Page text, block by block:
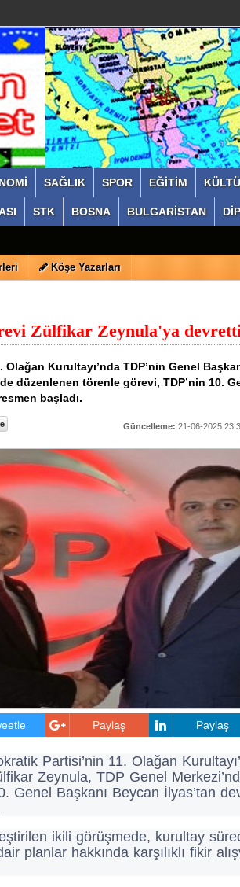
SAĞLIK SPOR EĞİTİM
STK BOSNA BULGARİSTAN
Köşe Yazarları
Zülfikar Zeynula'ya
Kurultayı’nda TDP’nin Genel
düzenlenen törenle görevi, TDP’nin 10.
başladı.
Güncelleme: 21-06-2025
Paylaş Paylaş
Partisi’nin 11. Olağan
Zeynula, TDP Genel
Genel Başkanı Beycan İlyas’tan
ikili görüşmede, kurultay
planlar hakkında karşılıklı fikir